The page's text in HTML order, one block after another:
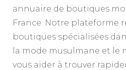
annuaire de boutiques
France. Notre plateforme
boutiques spécialisées
la mode musulmane et le
vous aider à trouver